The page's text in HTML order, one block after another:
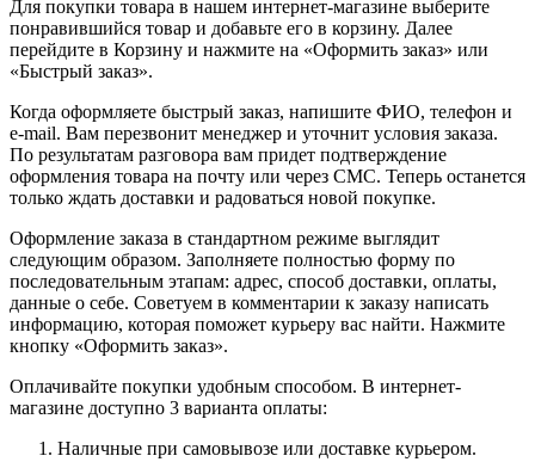
Для покупки товара в нашем интернет-магазине выберите
понравившийся товар и добавьте его в корзину. Далее
перейдите в Корзину и нажмите на «Оформить заказ» или
«Быстрый заказ».
Когда оформляете быстрый заказ, напишите ФИО, телефон и
e-mail. Вам перезвонит менеджер и уточнит условия заказа.
По результатам разговора вам придет подтверждение
оформления товара на почту или через СМС. Теперь останется
только ждать доставки и радоваться новой покупке.
Оформление заказа в стандартном режиме выглядит
следующим образом. Заполняете полностью форму по
последовательным этапам: адрес, способ доставки, оплаты,
данные о себе. Советуем в комментарии к заказу написать
информацию, которая поможет курьеру вас найти. Нажмите
кнопку «Оформить заказ».
Оплачивайте покупки удобным способом. В интернет-
магазине доступно 3 варианта оплаты:
Наличные при самовывозе или доставке курьером.